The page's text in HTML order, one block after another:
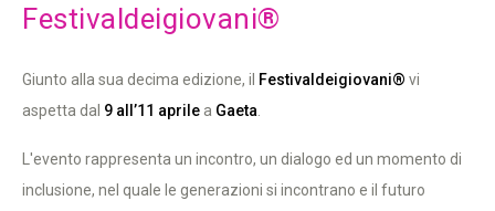
Festivaldeigiovani®
Giunto alla sua decima edizione, il Festivaldeigiovani® vi
aspetta dal 9 all’11 aprile a Gaeta
L'evento rappresenta un incontro, un dialogo ed un momento di
inclusione, nel quale le generazioni si incontrano e il futuro